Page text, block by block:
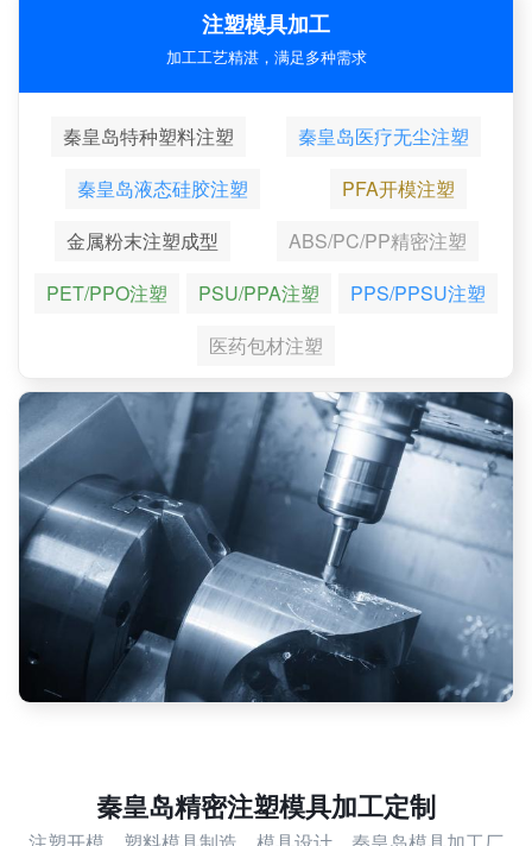
注塑模具加工
加工工艺精湛，满足多种需求
秦皇岛特种塑料注塑
秦皇岛医疗无尘注塑
秦皇岛液态硅胶注塑
PFA开模注塑
金属粉末注塑成型
ABS/PC/PP精密注塑
PET/PPO注塑
PSU/PPA注塑
PPS/PPSU注塑
医药包材注塑
秦皇岛精密注塑模具加工定制